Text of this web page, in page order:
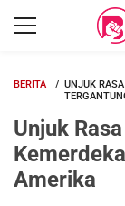
BERITA
UNJUK
Unjuk
Amerika